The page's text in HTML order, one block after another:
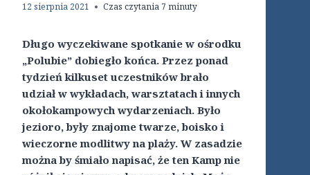
12 sierpnia 2021 Czas czytania 7 minuty
Długo wyczekiwane spotkanie w ośrodku
„Polubie” dobiegło końca. Przez ponad
tydzień kilkuset uczestników brało
udział w wykładach, warsztatach i innych
okołokampowych wydarzeniach. Było
jezioro, były znajome twarze, boisko i
wieczorne modlitwy na plaży. W zasadzie
można by śmiało napisać, że ten Kamp nie